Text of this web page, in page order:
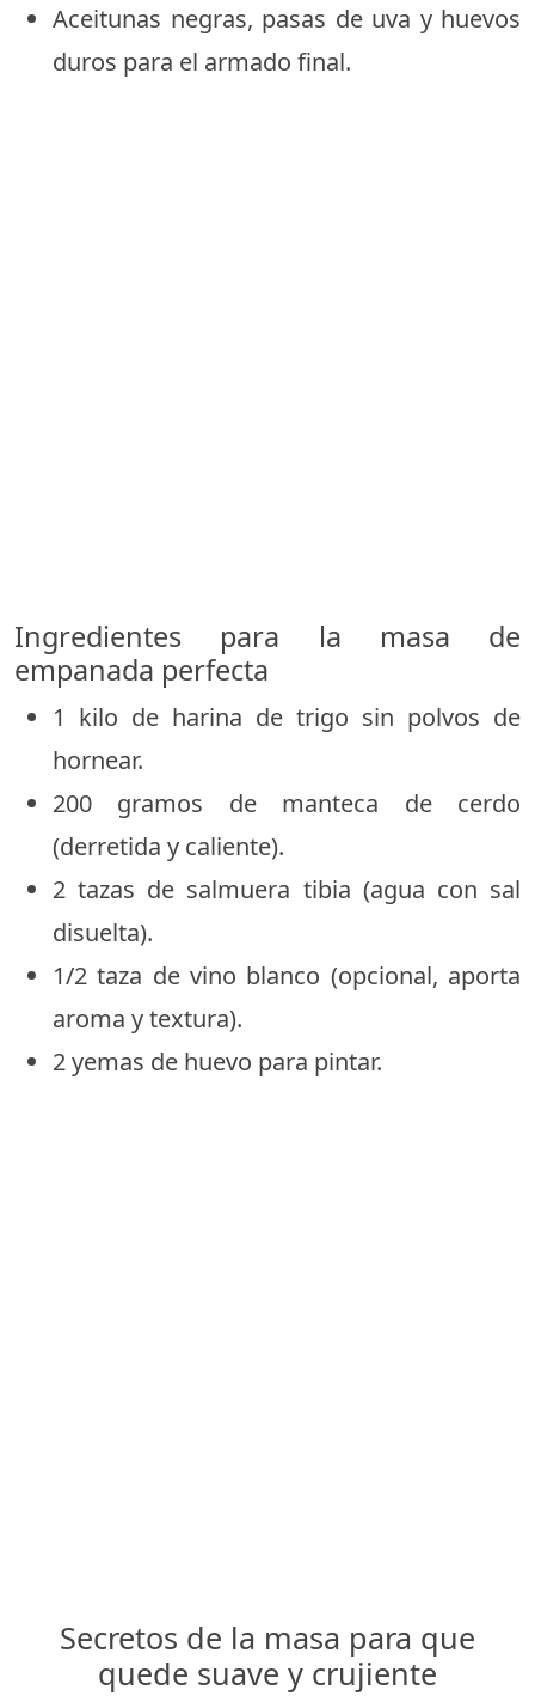
Aceitunas negras, pasas de uva y huevos
duros para el armado final.
Ingredientes para la masa de
empanada perfecta
1 kilo de harina de trigo sin polvos de
hornear.
200 gramos de manteca de cerdo
(derretida y caliente).
2 tazas de salmuera tibia (agua con sal
disuelta).
1/2 taza de vino blanco (opcional, aporta
aroma y textura).
2 yemas de huevo para pintar.
Secretos de la masa para que
quede suave y crujiente